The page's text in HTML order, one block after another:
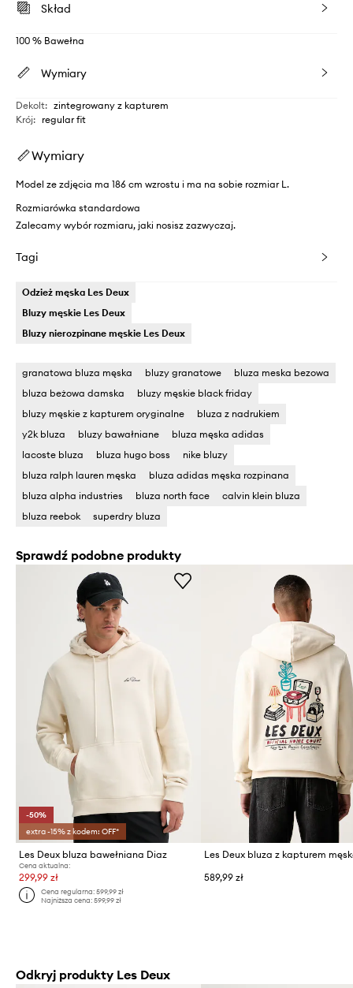
Skład
100 % Bawełna
Wymiary
Dekolt: zintegrowany z kapturem
Krój: regular fit
Wymiary
Model ze zdjęcia ma 186 cm wzrostu i ma na sobie rozmiar L.
Rozmiarówka standardowa
Zalecamy wybór rozmiaru, jaki nosisz zazwyczaj.
Tagi
Odzież męska Les Deux
Bluzy męskie Les Deux
Bluzy nierozpinane męskie Les Deux
granatowa bluza męska bluzy granatowe
bluza meska bezowa
bluza beżowa damska
bluzy męskie black friday
bluzy męskie z kapturem oryginalne
bluza z nadrukiem
y2k bluza
bluzy bawałniane
bluza męska adidas
lacoste bluza
bluza hugo boss
nike bluzy
bluza ralph lauren męska
bluza adidas męska rozpinana
bluza alpha industries
bluza north face
calvin klein bluza
bluza reebok
superdry bluza
Sprawdź podobne produkty
-50%
extra -15% z kodem: OFF*
Les Deux bluza bawełniana Diaz
Cena aktualna:
299,99 zł
Cena regularna:599,99 zł
Najniższa cena:599,99 zł
589,99 zł
Odkryj produkty Les Deux